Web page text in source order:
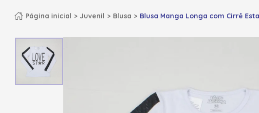
Página inicial Juvenil Blusa Blusa Manga Longa com Cirrê